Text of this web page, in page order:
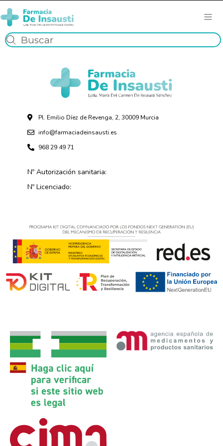
Pl. Emilio Díez de Revenga, 2, 30009 Murcia
info@farmaciadeinsausti.es
968 29 49 71
Nº Autorización sanitaria:
Nº Licenciado: